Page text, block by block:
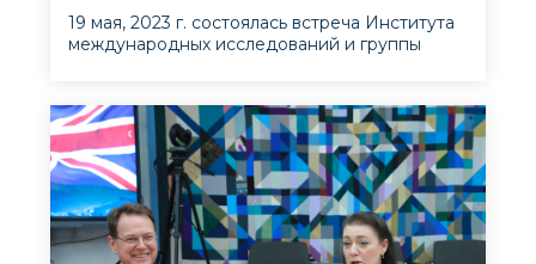
19 мая, 2023 г. состоялась встреча Института
международных исследований и группы
исследований.
Встречу вел Шерзод Абдуллаев, директор
ИПМИ, в ходе которой он поделился
инсайтами внешнеполитических
направлений Узбекистана, а также ди